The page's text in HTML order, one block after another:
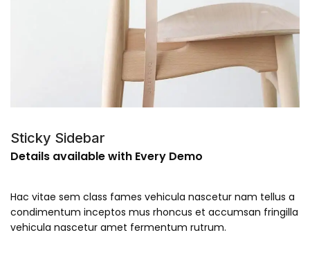
Sticky Sidebar
Details available with Every Demo
Hac vitae sem class fames vehicula nascetur nam tellus a
condimentum inceptos mus rhoncus et accumsan fringilla
vehicula nascetur amet fermentum rutrum.